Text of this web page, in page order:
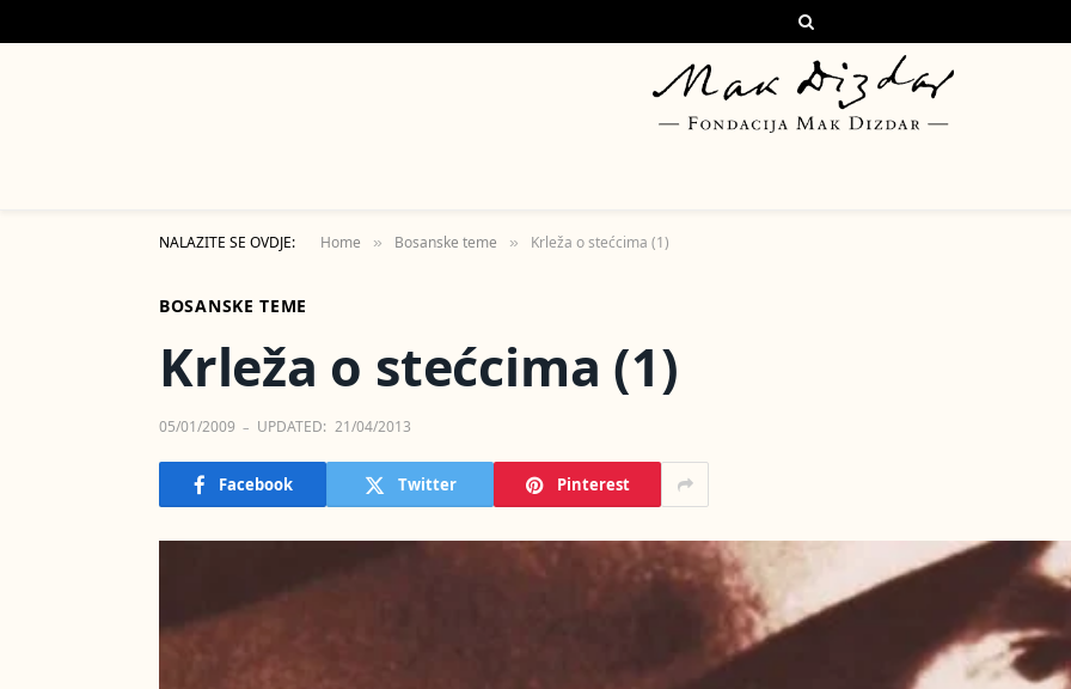
NALAZITE SE OVDJE: Home » Bosanske teme » Krleža o stećcima (1)
BOSANSKE TEME
Krleža o stećcima (1)
05/01/2009 UPDATED: 21/04/2013
Facebook Twitter Pinterest